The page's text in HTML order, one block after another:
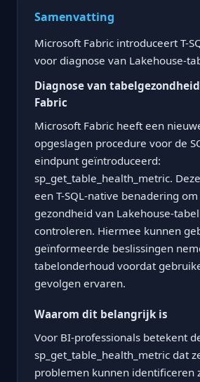
Samenvatting
Microsoft Fabric introduceert T-
voor diagnose van Lakehouse-
Diagnose van
Fabric
Microsoft Fabric heeft een
opgeslagen procedure voor de
eindpunt geïntroduceerd:
sp_get_table_health_metric.
een T-SQL-native benadering
gezondheid van Lakehouse-
controleren. Hiermee kunnen
geïnformeerde beslissingen
tabelonderhoud voordat
gevolgen ervaren.
Waarom dit belangrijk is
Voor BI-professionals betekent
sp_get_table_health_metric dat
problemen kunnen identificeren